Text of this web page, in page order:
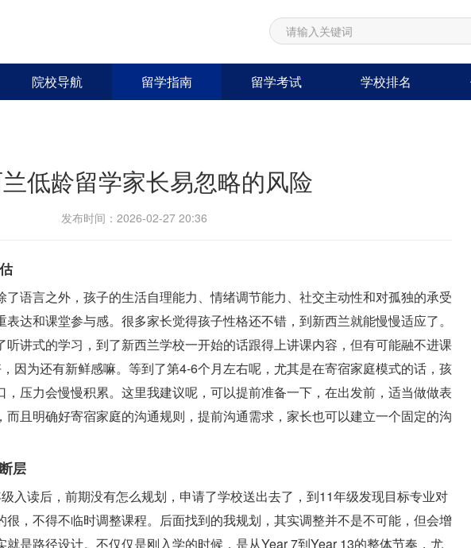
院校导航 留学指南 留学考试 学校排名
低龄留学家长易忽略的风险
发布时间：2026-02-27 20:36
了语言之外，孩子的生活自理能力、情绪调节能力、社交主动性和对孤独的承受
达和课堂参与感。很多家长觉得孩子性格还不错，到新西兰就能慢慢适应了。
讲式的学习，到了新西兰学校一开始的话跟得上讲课内容，但有可能融不进课
因为还有新鲜感嘛。等到了第4-6个月左右呢，尤其是在寄宿家庭模式的话，孩
压力会慢慢积累。这里我建议呢，可以提前准备一下，在出发前，适当做做表
且明确好寄宿家庭的沟通规则，提前沟通需求，家长也可以建立一个固定的沟
层
入读后，前期没有怎么规划，申请了学校送出去了，到11年级发现目标专业对
，不得不临时调整课程。后面找到的我规划，其实调整并不是不可能，但会增
是路径设计。不仅仅是刚入学的时候，是从Year 7到Year 13的整体节奏，尤